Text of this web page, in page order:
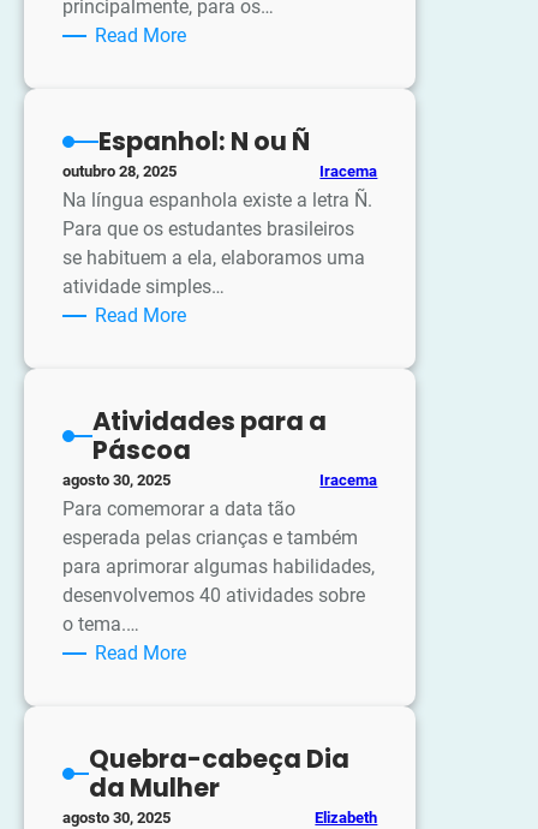
principalmente, para os…
Read More:
atividade:
frases
Espanhol: N ou Ñ
outubro 28, 2025 Iracema
Na língua espanhola existe a letra Ñ.
Para que os estudantes brasileiros
se habituem a ela, elaboramos uma
atividade simples…
Read More:
Ñ
Atividades para a
Páscoa
agosto 30, 2025 Iracema
Para comemorar a data tão
esperada pelas crianças e também
para aprimorar algumas habilidades,
desenvolvemos 40 atividades sobre
o tema.…
Read More:
Páscoa
Quebra-cabeça Dia
da Mulher
agosto 30, 2025 Elizabeth